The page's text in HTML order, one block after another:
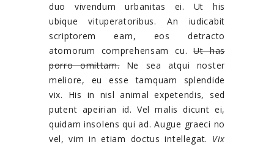
duo vivendum urbanitas ei. Ut his
ubique vituperatoribus. An iudicabit
scriptorem eam, eos detracto
atomorum comprehensam cu.Ut has
porro omittam.Ne sea atqui noster
meliore, eu esse tamquam splendide
vix. His in nisl animal expetendis, sed
putent apeirian id. Vel malis dicunt ei,
quidam insolens qui ad. Augue graeci no
vel, vim in etiam doctus intellegat. Vix